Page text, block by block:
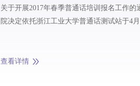
关于开展2017年春季普通话培训报名工作的通知 2017-03-30 来源：人文学院，教务部 为了更好的提升广大师生的普
院决定依托浙江工业大学普通话测试站于4
查看详情